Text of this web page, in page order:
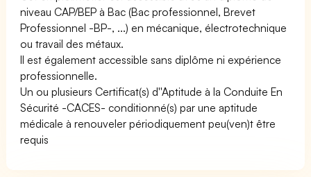
niveau CAP/BEP à Bac (Bac professionnel, Brevet
Professionnel -BP-, ...) en mécanique, électrotechnique
ou travail des métaux.
Il est également accessible sans diplôme ni expérience
professionnelle.
Un ou plusieurs Certificat(s) d''Aptitude à la Conduite En
Sécurité -CACES- conditionné(s) par une aptitude
médicale à renouveler périodiquement peu(ven)t être
requis